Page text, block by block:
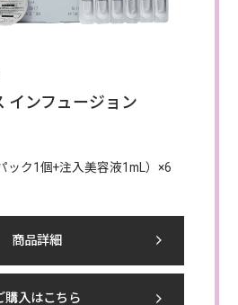
インフュージョン
ック1個+注入美容液1mL）×6
商品詳細
購入はこちら